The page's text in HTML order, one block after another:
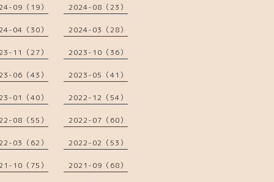
09（19） 2024-08（23）
04（30） 2024-03（28）
11（27） 2023-10（36）
06（43） 2023-05（41）
01（40） 2022-12（54）
08（55） 2022-07（60）
03（62） 2022-02（53）
10（75） 2021-09（68）